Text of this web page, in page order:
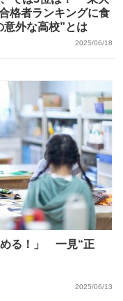
格者ランキングに食
意外な高校”とは
2025/06/18
める！」 一見“正
2025/06/13